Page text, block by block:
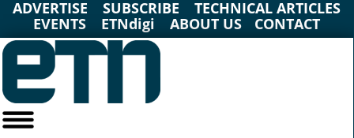
ADVERTISE SUBSCRIBE
TECHNICAL ARTICLES
EVENTS
ETNdigi ABOUT US CONTACT